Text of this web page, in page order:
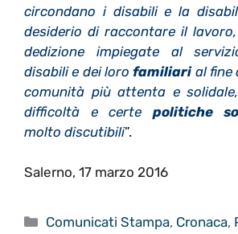
circondano i disabili e la
desiderio di raccontare il
dedizione impiegate al
disabili e dei lorofamiliarial fine
comunità più attenta e
difficoltà e certe politiche
molto discutibili”.
Salerno, 17 marzo 2016
Categorie
Comunicati Stampa, Cronaca,